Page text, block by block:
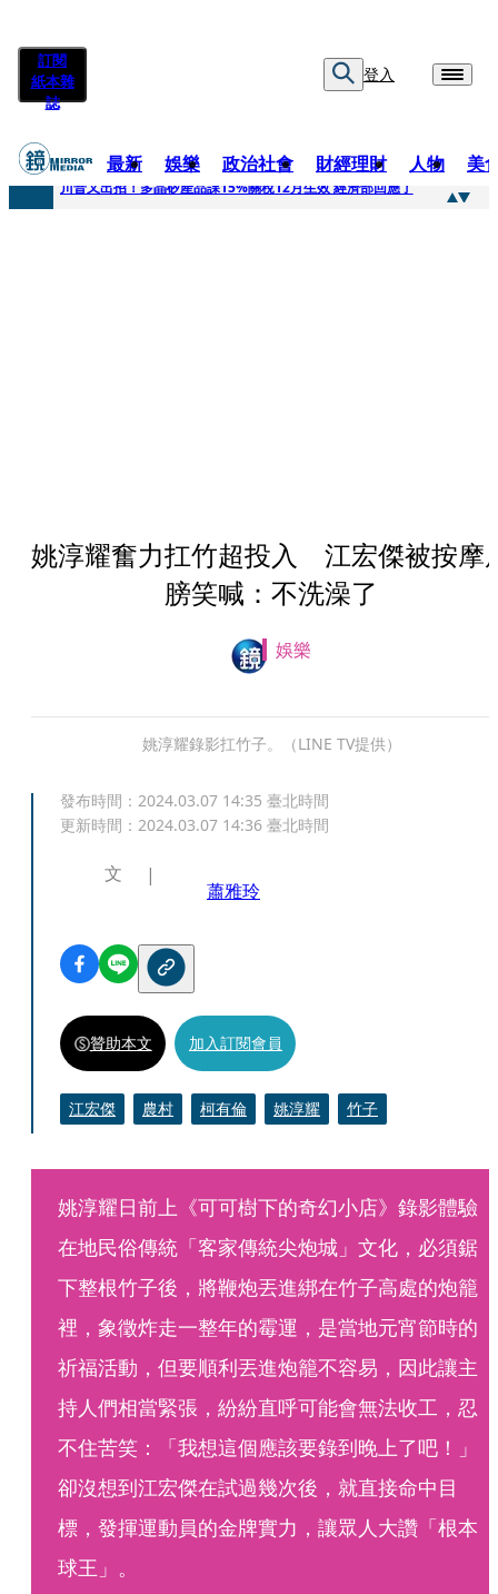
訂閱
紙本雜
誌
登入
最新 娛樂 政治社會 財經理財 人物 美
快訊
川普又出招！多晶矽產品課15%關稅12月生效 經濟部回應了
姚淳耀奮力扛竹超投入 江宏傑被按摩
膀笑喊：不洗澡了
娛樂
姚淳耀錄影扛竹子。（LINE TV提供）
發布時間： 2024.03.07 14:35 臺北時間
更新時間： 2024.03.07 14:36 臺北時間
文
蕭雅玲
贊助本文 加入訂閱會員
江宏傑 農村 柯有倫 姚淳耀 竹子
姚淳耀日前上《可可樹下的奇幻小店》錄影體驗
在地民俗傳統「客家傳統尖炮城」文化，必須鋸
下整根竹子後，將鞭炮丟進綁在竹子高處的炮籠
裡，象徵炸走一整年的霉運，是當地元宵節時的
祈福活動，但要順利丟進炮籠不容易，因此讓主
持人們相當緊張，紛紛直呼可能會無法收工，忍
不住苦笑：「我想這個應該要錄到晚上了吧！」
卻沒想到江宏傑在試過幾次後，就直接命中目
標，發揮運動員的金牌實力，讓眾人大讚「根本
球王」。